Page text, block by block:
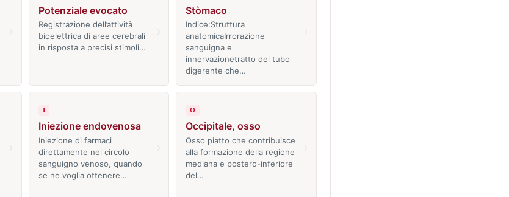
Potenziale evocato
Registrazione dell’attività
bioelettrica di aree cerebrali
in risposta a precisi stimoli…
Stòmaco
Indice:Struttura
anatomicaIrrorazione
sanguigna e
innervazionetratto del tubo
digerente che…
I
Iniezione endovenosa
Iniezione di farmaci
direttamente nel circolo
sanguigno venoso, quando
se ne voglia ottenere…
O
Occipitale, osso
Osso piatto che contribuisce
alla formazione della regione
mediana e postero-inferiore
del…